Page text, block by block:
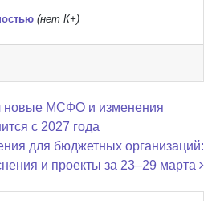
(нет К+)
записям
новые МСФО и изменения
с 2027 года
для бюджетных организаций:
и проекты за 23–29 марта